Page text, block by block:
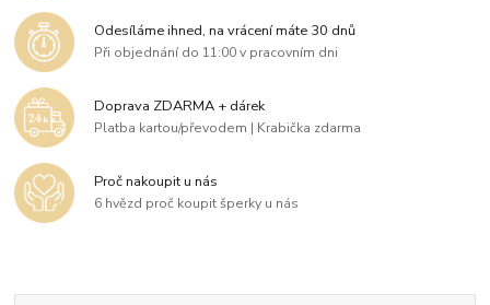
Odesíláme ihned, na vrácení máte 30 dnů
Při objednání do 11:00 v pracovním dni
Doprava ZDARMA + dárek
Platba kartou/převodem | Krabička zdarma
Proč nakoupit u nás
6 hvězd proč koupit šperky u nás